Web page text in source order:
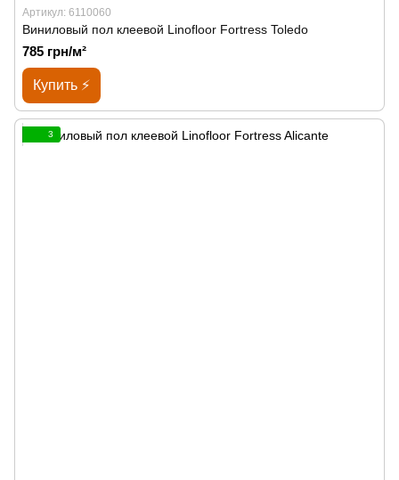
Артикул: 6110060
Виниловый пол клеевой Linofloor Fortress Toledo
785 грн/м²
Купить ⚡
3